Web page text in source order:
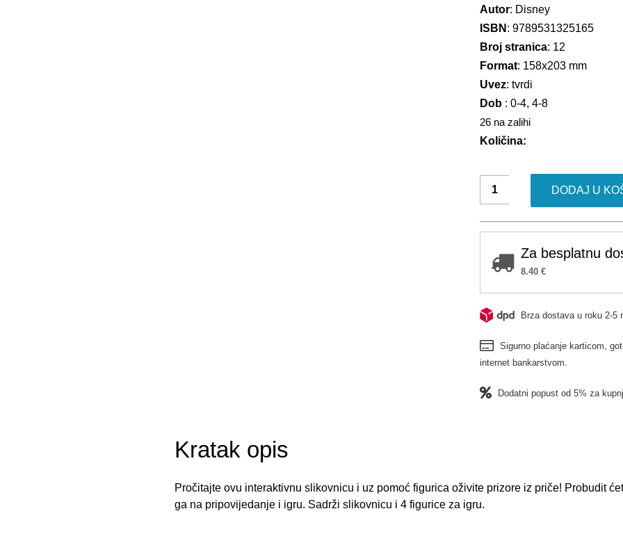
Autor: Disney
ISBN : 9789531325165
Broj stranica: 12
Format: 158x203 mm
Uvez: tvrdi
Dob : 0-4, 4-8
26 na zalihi
Količina:
Svijet
mi
količina
DODAJ U
Za besplatnu
8.40 €
Brza dostava u roku 2-5
Sigurno plaćanje karticom,
internet bankarstvom.
Dodatni popust od 5% za
Kratak opis
Pročitajte ovu interaktivnu slikovnicu i uz pomoć figurica oživite prizore iz priče! Probudit
ga na pripovijedanje i igru. Sadrži slikovnicu i 4 figurice za igru.